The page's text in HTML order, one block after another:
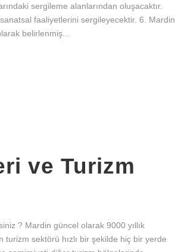
sergileme alanlarından oluşacaktır.
faaliyetlerini sergileyecektir. 6. Mardin
belirlenmiş...
ve Turizm
? Mardin güncel olarak 9000 yıllık
sektörü hızlı bir şekilde hiç bir yerde